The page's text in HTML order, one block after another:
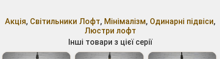
Акція, Світильники Лофт, Мінімалізм, Одинарні підвіси,
Люстри лофт
Інші товари з цієї серії